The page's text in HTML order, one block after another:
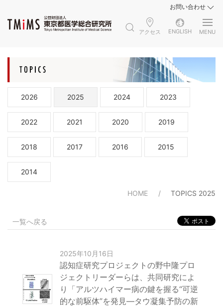
お問い合わせ
アクセス ENGLISH MENU
2026 2025 2024 2023
2022 2021 2020 2019
2018 2017 2016 2015
2014
HOME TOPICS 2025
一覧へ戻る
2025年10月16日
認知症研究プロジェクトの野中隆プロ
ジェクトリーダーらは、共同研究によ
り「アルツハイマー病の鍵を握る“可逆
的な前駆体”を発見―タウ凝集予防の新